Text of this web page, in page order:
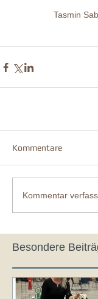
Tasmin
Kommentare
Kommentar
Besondere